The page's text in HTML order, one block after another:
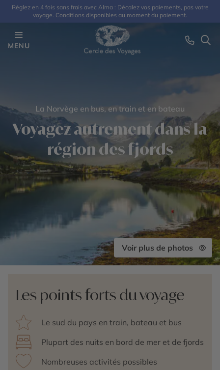
Réglez en 4 fois sans frais avec Alma : Décalez vos paiements, pas votre
voyage. Conditions disponibles au moment du paiement.
MENU
La Norvège en bus, en train et en bateau
Voyagez autrement dans la
région des fjords
Voir plus de photos
Les points forts du voyage
Le sud du pays en train, bateau et bus
Plupart des nuits en bord de mer et de fjords
Nombreuses activités possibles